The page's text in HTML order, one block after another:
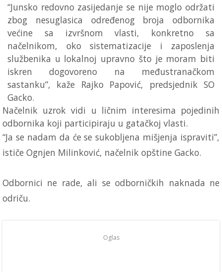
“Junsko redovno zasijedanje se nije moglo održati
zbog nesuglasica određenog broja odbornika
većine sa izvršnom vlasti, konkretno sa
načelnikom, oko sistematizacije i zaposlenja
službenika u lokalnoj upravno što je moram biti
iskren dogovoreno na međustranačkom
sastanku”, kaže Rajko Papović, predsjednik SO
Gacko.
Načelnik uzrok vidi u ličnim interesima pojedinih
odbornika koji participiraju u gatačkoj vlasti.
“Ja se nadam da će se sukobljena mišjenja ispraviti”,
ističe Ognjen Milinković, načelnik opštine Gacko.
Odbornici ne rade, ali se odborničkih naknada ne
odriču.
Oglas